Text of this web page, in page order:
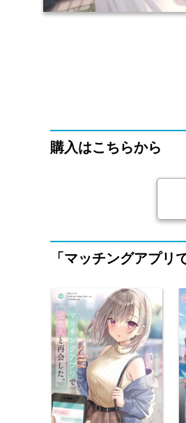
購入はこちらから
「マッチングアプリ